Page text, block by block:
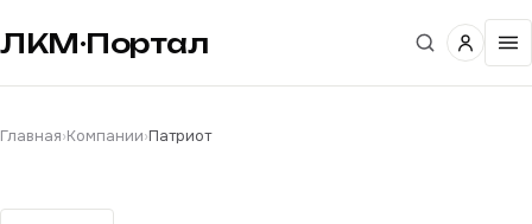
ЛКМ·Портал
Главная›Компании›Патриот